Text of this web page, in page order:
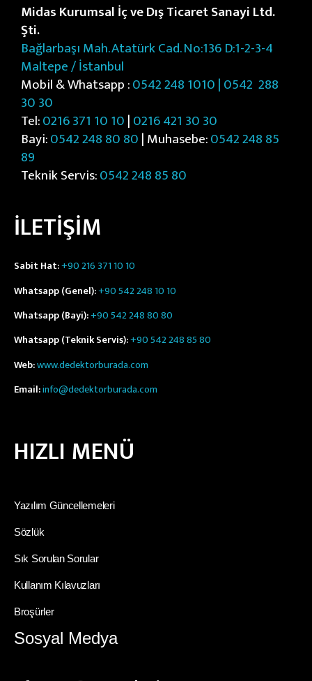
Midas Kurumsal İç ve Dış Ticaret Sanayi Ltd.
Şti.
Bağlarbaşı Mah. Atatürk Cad. No:136 D:1-2-3-4
Maltepe / İstanbul
Mobil & Whatsapp :0542 248 1010 | 0542 288
30 30
Tel:0216 371 10 10|0216 421 30 30
Bayi:0542 248 80 80| Muhasebe:0542 248 85
89
Teknik Servis:0542 248 85 80
İLETİŞİM
Sabit Hat:+90 216 371 10 10
Whatsapp (Genel):+90 542 248 10 10
Whatsapp (Bayi):+90 542 248 80 80
Whatsapp (Teknik Servis):+90 542 248 85 80
Web:www.dedektorburada.com
Email:info@dedektorburada.com
HIZLI MENÜ
Yazılım Güncellemeleri
Sözlük
Sık Sorulan Sorular
Kullanım Kılavuzları
Broşürler
Sosyal Medya